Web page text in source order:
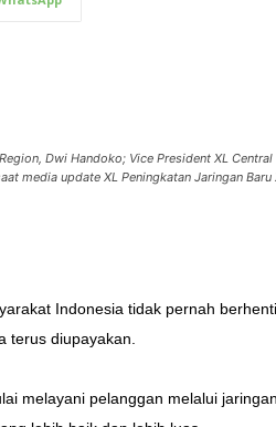
Dwi Handoko; Vice President XL Central
media update XL Peningkatan Jaringan Baru
Indonesia tidak pernah
terus diupayakan.
melayani pelanggan melalui jaringan